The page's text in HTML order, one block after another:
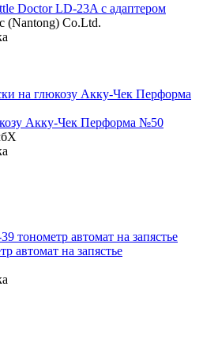
Doctor LD-23A с адаптером
(Nantong) Co.Ltd.
Акку-Чек Перформа №50
автомат на запястье